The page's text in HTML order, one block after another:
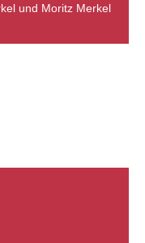
und Moritz Merkel